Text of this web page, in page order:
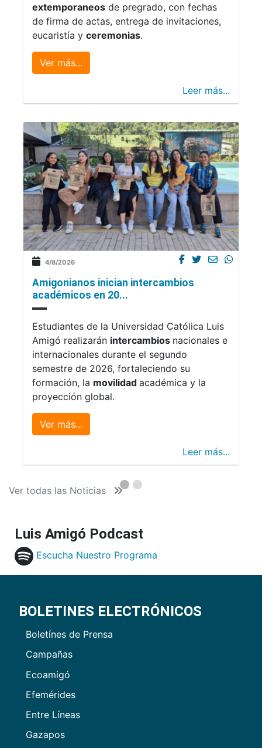
extemporaneos de pregrado, con fechas
de firma de actas, entrega de invitaciones,
eucaristía y ceremonias.
Ver más...
Leer más...
4/8/2026
Amigonianos inician intercambios
académicos en 20...
Estudiantes de la Universidad Católica Luis
Amigó realizarán intercambios nacionales e
internacionales durante el segundo
semestre de 2026, fortaleciendo su
formación, la movilidad académica y la
proyección global.
Ver más...
Leer más...
Ver todas las Noticias
Luis Amigó Podcast
Escucha Nuestro Programa
BOLETINES ELECTRÓNICOS
Boletínes de Prensa
Campañas
Ecoamigó
Efemérides
Entre Líneas
Gazapos